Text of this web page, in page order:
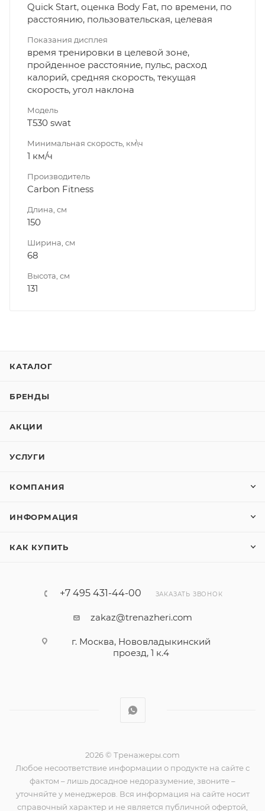
Quick Start, оценка Body Fat, по времени, по
расстоянию, пользовательская, целевая
Показания дисплея
время тренировки в целевой зоне,
пройденное расстояние, пульс, расход
калорий, средняя скорость, текущая
скорость, угол наклона
Модель
T530 swat
Минимальная скорость, км\ч
1 км/ч
Производитель
Carbon Fitness
Длина, см
150
Ширина, см
68
Высота, см
131
КАТАЛОГ
БРЕНДЫ
АКЦИИ
УСЛУГИ
КОМПАНИЯ
ИНФОРМАЦИЯ
КАК КУПИТЬ
+7 495 431-44-00 ЗАКАЗАТЬ ЗВОНОК
zakaz@trenazheri.com
г. Москва, Нововладыкинский
проезд, 1 к.4
2026 © Тренажеры.com
Любое несоответствие информации о продукте на сайте с
фактом – лишь досадное недоразумение, звоните –
уточняйте у менеджеров. Вся информация на сайте носит
справочный характер и не является публичной офертой,